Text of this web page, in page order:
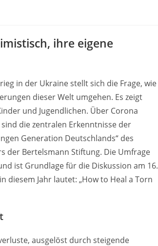
ihre eigene
in der Ukraine stellt sich die Frage, wie
dieser Welt umgehen. Es zeigt
und Jugendlichen. Über Corona
die zentralen Erkenntnisse der
Generation Deutschlands“ des
der Bertelsmann Stiftung. Die Umfrage
ist Grundlage für die Diskussion am 16.
diesem Jahr lautet: „How to Heal a Torn
ausgelöst durch steigende